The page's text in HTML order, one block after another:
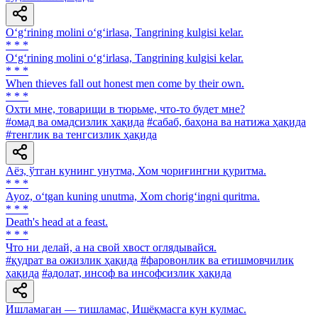
O‘g‘rining molini o‘g‘irlasa, Tangrining kulgisi kelar.
* * *
O‘g‘rining molini o‘g‘irlasa, Tangrining kulgisi kelar.
* * *
When thieves fall out honest men come by their own.
* * *
Охти мне, товарищи в тюрьме, что-то будет мне?
#омад ва омадсизлик ҳақида #сабаб, баҳона ва натижа ҳақида
#тенглик ва тенгсизлик ҳақида
Аёз, ўтган кунинг унутма, Хом чориғингни қуритма.
* * *
Ayoz, o‘tgan kuning unutma, Xom chorig‘ingni quritma.
* * *
Death's head at a feast.
* * *
Что ни делай, а на свой хвост оглядывайся.
#қудрат ва ожизлик ҳақида #фаровонлик ва етишмовчилик
ҳақида #адолат, инсоф ва инсофсизлик ҳақида
Ишламаган — тишламас, Ишёқмасга кун кулмас.